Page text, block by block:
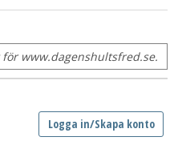
www.dagenshultsfred.se.